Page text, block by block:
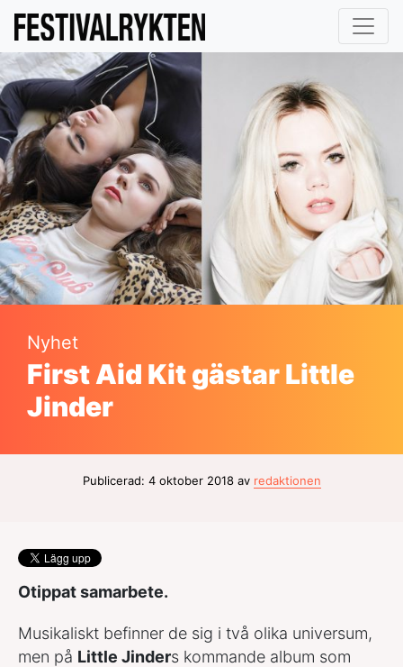
Nyhet
First Aid Kit gästar Little
Jinder
Publicerad: 4 oktober 2018 av redaktionen
Otippat samarbete.
Musikaliskt befinner de sig i två olika universum,
men på Little Jinders kommande album som